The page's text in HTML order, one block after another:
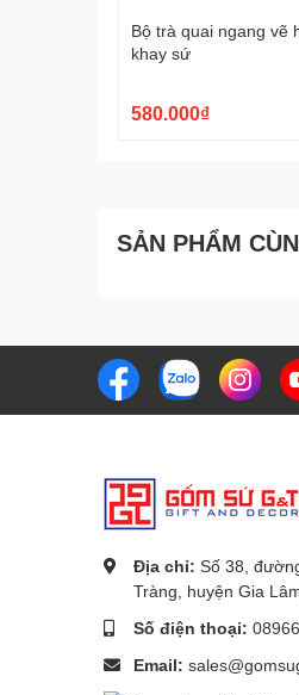
Bộ trà quai ngang vẽ
khay sứ
580.000₫
SẢN PHẨM
Địa chỉ: Số 38,
Tràng, huyện Gia
Số điện thoại:
Email: